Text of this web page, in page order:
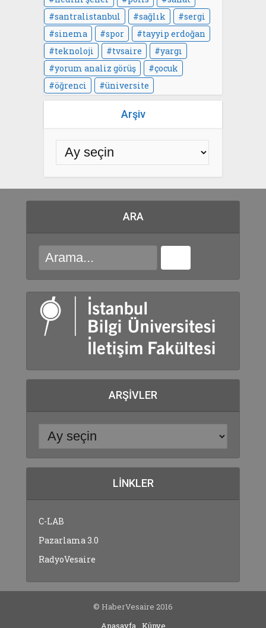
santralistanbul
sağlık
sergi
sinema
spor
tayyip erdoğan
teknoloji
tvsaire
yargı
yorum analiz görüş
çocuk
öğrenci
üniversite
Arşiv
ARA
ARŞIVLER
LINKLER
C-LAB
Pazarlama 3.0
RadyoVesaire
© HaberVesaire 2016
Anasayfa
Künye